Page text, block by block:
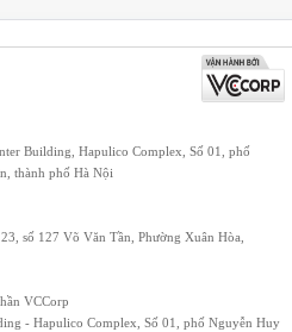
Building, Hapulico Complex, Số 01, phố
thành phố Hà Nội
số 127 Võ Văn Tần, Phường Xuân Hòa,
VCCorp
- Hapulico Complex, Số 01, phố Nguyễn Huy